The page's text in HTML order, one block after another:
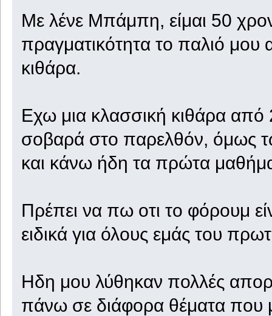
Με λένε Μπάμπη, είμαι 50
πραγματικότητα το παλιό
κιθάρα.
Εχω μια κλασσική κιθάρα από
σοβαρά στο παρελθόν, όμως
και κάνω ήδη τα πρώτα
Πρέπει να πω οτι το φόρουμ
ειδικά για όλους εμάς του
Ηδη μου λύθηκαν πολλές
πάνω σε διάφορα θέματα που